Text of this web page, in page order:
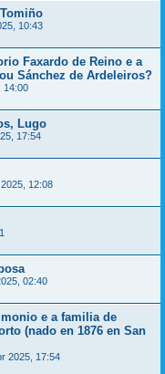
10:43
Faxardo de Reino e a
Sánchez de Ardeleiros?
14:00
Lugo
17:54
12:08
02:40
e a familia de
(nado en 1876 en San
2025, 17:54